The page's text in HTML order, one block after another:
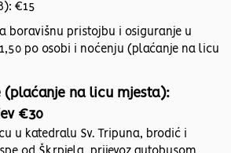
€15
boravišnu pristojbu i osiguranje u
po osobi i noćenju (plaćanje na licu
(plaćanje na licu mjesta):
€30
katedralu Sv. Tripuna, brodić i